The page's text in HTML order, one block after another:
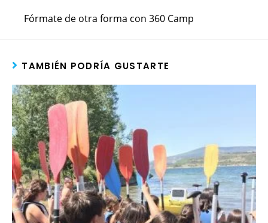
Fórmate de otra forma con 360 Camp
TAMBIÉN PODRÍA GUSTARTE